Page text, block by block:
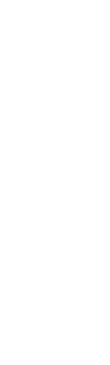
Feira do